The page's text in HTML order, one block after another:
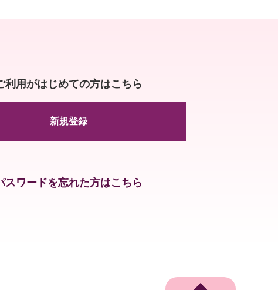
利用がはじめての方はこちら
新規登録
スワードを忘れた方はこちら